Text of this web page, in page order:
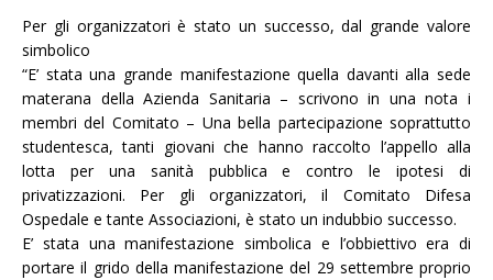
Per gli organizzatori è stato un successo, dal grande valore
simbolico
“E’ stata una grande manifestazione quella davanti alla sede
materana della Azienda Sanitaria – scrivono in una nota i
membri del Comitato – Una bella partecipazione soprattutto
studentesca, tanti giovani che hanno raccolto l’appello alla
lotta per una sanità pubblica e contro le ipotesi di
privatizzazioni. Per gli organizzatori, il Comitato Difesa
Ospedale e tante Associazioni, è stato un indubbio successo.
E’ stata una manifestazione simbolica e l’obbiettivo era di
portare il grido della manifestazione del 29 settembre proprio